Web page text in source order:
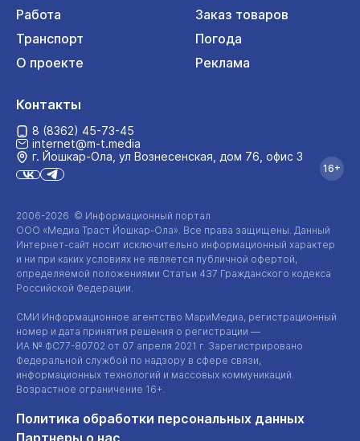
Работа
Заказ товаров
Транспорт
Погода
О проекте
Реклама
2006-2026 © Информационный портал
ООО «Медиа Траст Йошкар-Ола». Все права защищены. Данный
Интернет-сайт носит исключительно информационный характер
и ни при каких условиях не является публичной офертой,
определяемой положениями Статьи 437 Гражданского кодекса
Российской Федерации.
СМИ Информационное агентство МариМедиа, регистрационный
номер и дата принятия решения о регистрации —
ИА № ФС77-80702 от 07 апреля 2021 г. Зарегистрировано
Федеральной службой по надзору в сфере связи,
информационных технологий и массовых коммуникаций.
Возрастное ограничение 16+.
Политика обработки персональных данных
Контакты
8 (8362) 45-73-45
internet@m-t.media
г. Йошкар‑Ола, ул Вознесенская, дом 76, офис 3
16+